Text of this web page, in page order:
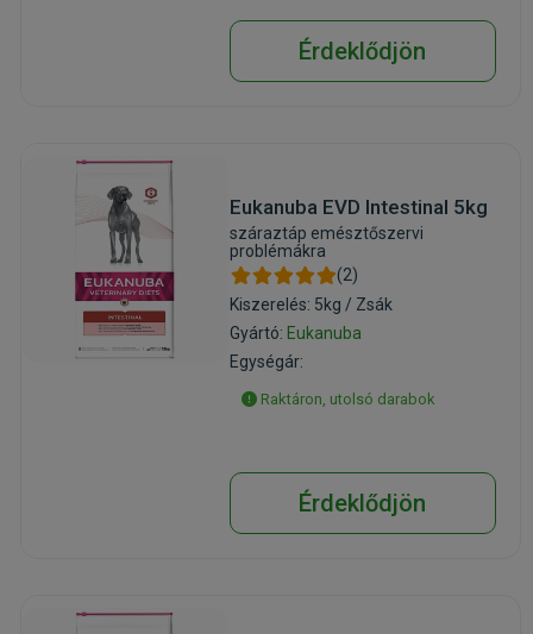
Érdeklődjön
Eukanuba EVD Intestinal 5kg
száraztáp emésztőszervi
problémákra
(2)
Kiszerelés: 5kg / Zsák
Gyártó: Eukanuba
Egységár:
Raktáron, utolsó darabok
Érdeklődjön